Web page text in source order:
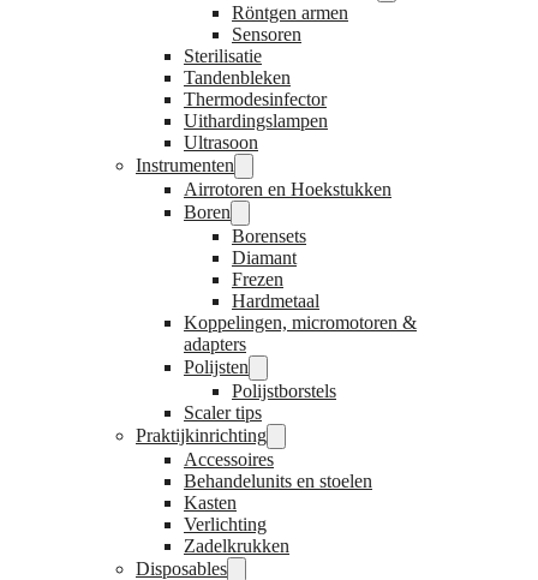
Röntgen armen
Sensoren
Sterilisatie
Tandenbleken
Thermodesinfector
Uithardingslampen
Ultrasoon
Instrumenten
Airrotoren en Hoekstukken
Boren
Borensets
Diamant
Frezen
Hardmetaal
Koppelingen, micromotoren &
adapters
Polijsten
Polijstborstels
Scaler tips
Praktijkinrichting
Accessoires
Behandelunits en stoelen
Kasten
Verlichting
Zadelkrukken
Disposables